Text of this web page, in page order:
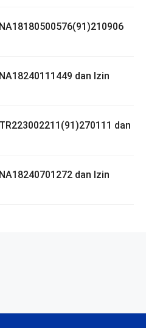
dan Izin
dan
dan Izin